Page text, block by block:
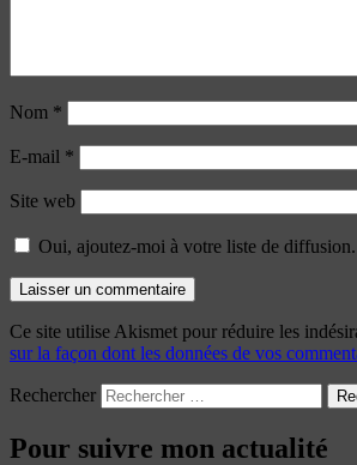
Nom *
E-mail *
Site web
Oui, ajoutez-moi à votre liste de diffusion.
Ce site utilise Akismet pour réduire les
sur la façon dont les données de vos
Rechercher
Pour suivre mon actualité